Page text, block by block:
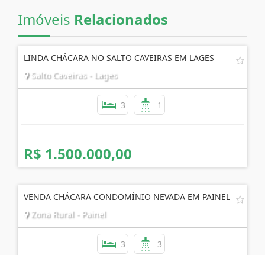
Imóveis Relacionados
LINDA CHÁCARA NO SALTO CAVEIRAS EM LAGES
Salto Caveiras - Lages
3 1
R$ 1.500.000,00
VENDA CHÁCARA CONDOMÍNIO NEVADA EM PAINEL
Zona Rural - Painel
3 3